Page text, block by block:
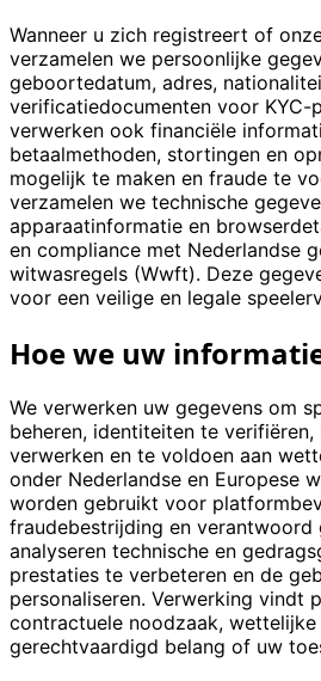
Wanneer u zich registreert of
verzamelen we persoonlijke
geboortedatum, adres,
verificatiedocumenten voor KYC-
verwerken ook financiële
betaalmethoden, stortingen en
mogelijk te maken en fraude te
verzamelen we technische
apparaatinformatie en
en compliance met Nederlandse
witwasregels (Wwft). Deze
voor een veilige en legale
Hoe we uw
We verwerken uw gegevens om
beheren, identiteiten te
verwerken en te voldoen aan
onder Nederlandse en Europese
worden gebruikt voor
fraudebestrijding en verantwoord
analyseren technische en
prestaties te verbeteren en de
personaliseren. Verwerking vindt
contractuele noodzaak,
gerechtvaardigd belang of uw